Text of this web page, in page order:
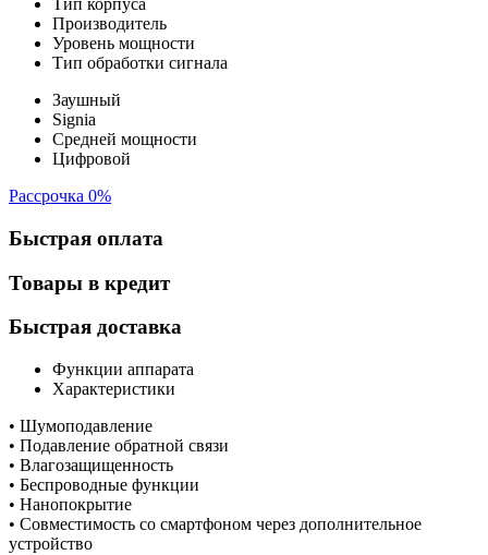
Тип корпуса
Производитель
Уровень мощности
Тип обработки сигнала
Заушный
Signia
Средней мощности
Цифровой
Рассрочка 0%
Быстрая оплата
Товары в кредит
Быстрая доставка
Функции аппарата
Характеристики
• Шумоподавление
• Подавление обратной связи
• Влагозащищенность
• Беспроводные функции
• Нанопокрытие
• Совместимость со смартфоном через дополнительное
устройство